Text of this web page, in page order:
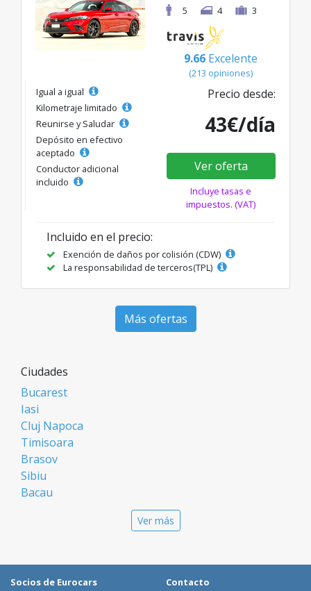
5
4 3
9.66 Excelente
(213 opiniones)
Igual a igual
Kilometraje limitado
Reunirse y Saludar
Depósito en efectivo
aceptado
Conductor adicional
incluido
Precio desde:
43€/día
Ver oferta
Incluye tasas e
impuestos. (VAT)
Incluido en el precio:
Exención de daños por colisión (CDW)
La responsabilidad de terceros(TPL)
Más ofertas
Ciudades
Bucarest
Iasi
Cluj Napoca
Timisoara
Brasov
Sibiu
Bacau
Galati
Ver más
Socios de Eurocars
Contacto